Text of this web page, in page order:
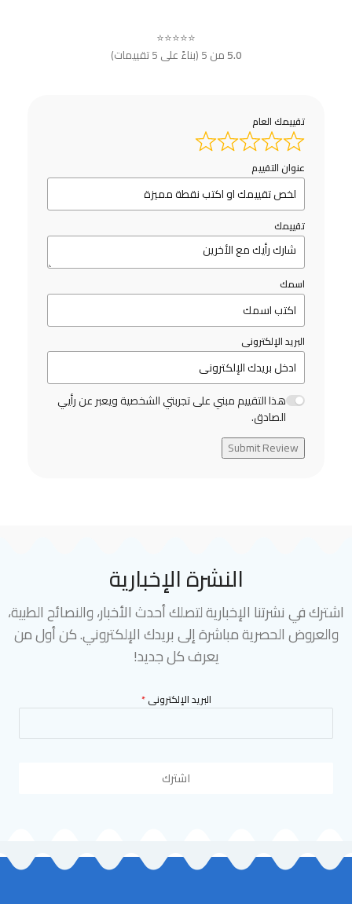
⭐⭐⭐⭐⭐
5.0من 5 (بناءً على 5 تقييمات)
تقييمك العام
عنوان التقييم
تقييمك
اسمك
البريد الإلكترونى
هذا التقييم مبني على تجربتي الشخصية ويعبر عن رأيي
الصادق.
Submit Review
النشرة الإخبارية
اشترك في نشرتنا الإخبارية لتصلك أحدث الأخبار، والنصائح الطبية،
والعروض الحصرية مباشرة إلى بريدك الإلكتروني. كن أول من
يعرف كل جديد!
البريد الإلكترونى*
اشترك